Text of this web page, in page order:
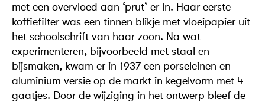
met een overvloed aan ‘prut’ er in. Haar eerste
kofﬁeﬁlter was een tinnen blikje met vloeipapier uit
het schoolschrift van haar zoon. Na wat
experimenteren, bijvoorbeeld met staal en
bijsmaken, kwam er in 1937 een porseleinen en
aluminium versie op de markt in kegelvorm met 4
gaatjes. Door de wijziging in het ontwerp bleef de